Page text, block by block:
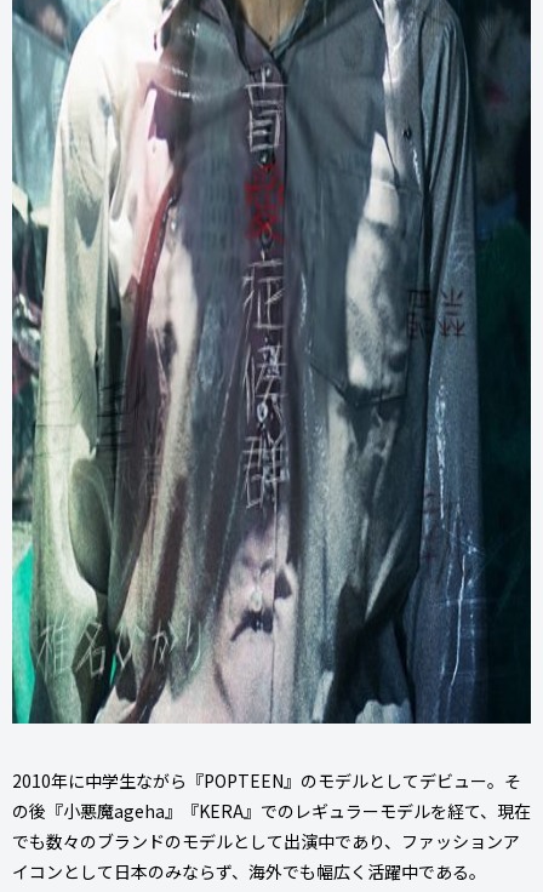
2010年に中学生ながら『POPTEEN』のモデルとしてデビュー。そ
の後『小悪魔ageha』『KERA』でのレギュラーモデルを経て、現在
でも数々のブランドのモデルとして出演中であり、ファッションア
イコンとして日本のみならず、海外でも幅広く活躍中である。